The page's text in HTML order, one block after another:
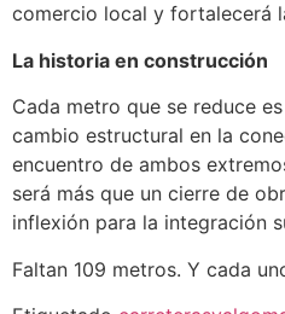
comercio local y fortalecerá
La historia en construcción
Cada metro que se reduce
cambio estructural en la
encuentro de ambos
será más que un cierre de
inflexión para la integración
Faltan 109 metros. Y cada